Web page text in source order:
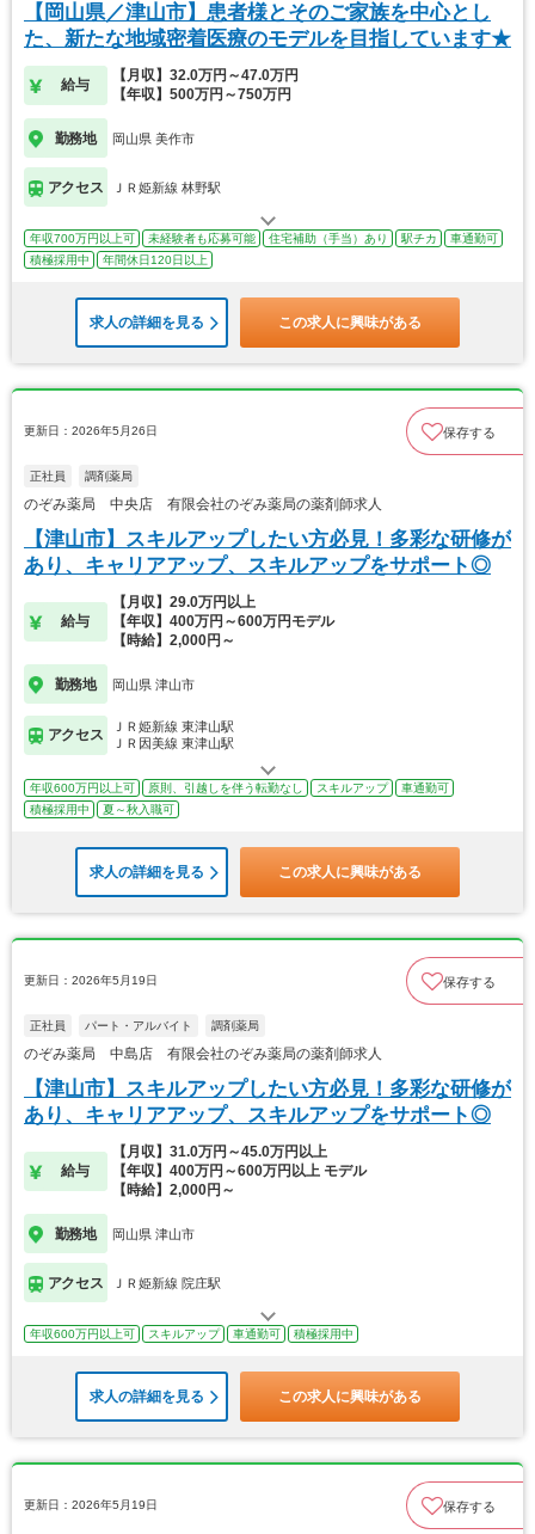
【岡山県／津山市】患者様とそのご家族を中心とし
た、新たな地域密着医療のモデルを目指しています★
給与
【月収】32.0万円～47.0万円
【年収】500万円～750万円
勤務地 岡山県 美作市
アクセス ＪＲ姫新線 林野駅
年収700万円以上可 未経験者も応募可能 住宅補助（手当）あり 駅チカ
車通勤可
積極採用中
年間休日120日以上
求人の詳細を見る この求人に興味がある
更新日：2026年5月26日 保存する
正社員 調剤薬局
のぞみ薬局 中央店 有限会社のぞみ薬局の薬剤師求人
【津山市】スキルアップしたい方必見！多彩な研修が
あり、キャリアアップ、スキルアップをサポート◎
給与
【月収】29.0万円以上
【年収】400万円～600万円モデル
【時給】2,000円～
勤務地 岡山県 津山市
アクセス
ＪＲ姫新線 東津山駅
ＪＲ因美線 東津山駅
年収600万円以上可 原則、引越しを伴う転勤なし スキルアップ
車通勤可
積極採用中
夏～秋入職可
求人の詳細を見る この求人に興味がある
更新日：2026年5月19日 保存する
正社員 パート・アルバイト 調剤薬局
のぞみ薬局 中島店 有限会社のぞみ薬局の薬剤師求人
【津山市】スキルアップしたい方必見！多彩な研修が
あり、キャリアアップ、スキルアップをサポート◎
給与
【月収】31.0万円～45.0万円以上
【年収】400万円～600万円以上 モデル
【時給】2,000円～
勤務地 岡山県 津山市
アクセス ＪＲ姫新線 院庄駅
年収600万円以上可 スキルアップ 車通勤可 積極採用中
求人の詳細を見る この求人に興味がある
更新日：2026年5月19日 保存する